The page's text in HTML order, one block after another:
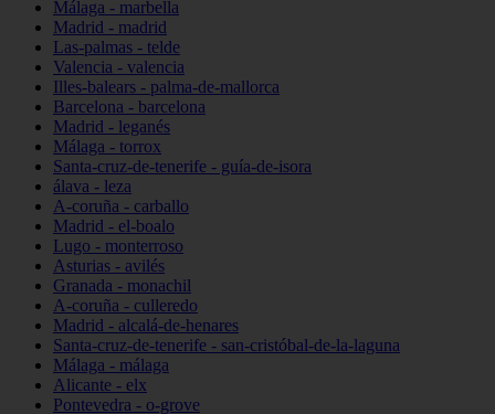
Málaga - marbella
Madrid - madrid
Las-palmas - telde
Valencia - valencia
Illes-balears - palma-de-mallorca
Barcelona - barcelona
Madrid - leganés
Málaga - torrox
Santa-cruz-de-tenerife - guía-de-isora
álava - leza
A-coruña - carballo
Madrid - el-boalo
Lugo - monterroso
Asturias - avilés
Granada - monachil
A-coruña - culleredo
Madrid - alcalá-de-henares
Santa-cruz-de-tenerife - san-cristóbal-de-la-laguna
Málaga - málaga
Alicante - elx
Pontevedra - o-grove